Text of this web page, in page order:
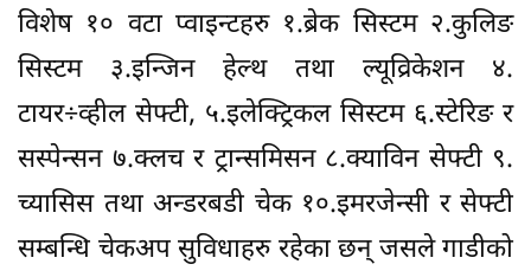
विशेष १० वटा प्वाइन्टहरु १.ब्रेक सिस्टम २.कुलिङ
सिस्टम ३.इन्जिन हेल्थ तथा ल्यूव्रिकेशन ४.
टायर÷व्हील सेफ्टी, ५.इलेक्ट्रिकल सिस्टम ६.स्टेरिङ र
सस्पेन्सन ७.क्लच र ट्रान्समिसन ८.क्याविन सेफ्टी ९.
च्यासिस तथा अन्डरबडी चेक १०.इमरजेन्सी र सेफ्टी
सम्बन्धि चेकअप सुविधाहरु रहेका छन् जसले गाडीको